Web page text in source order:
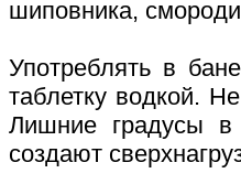
шиповника,
Употреблять в
таблетку водкой.
Лишние градусы в
создают